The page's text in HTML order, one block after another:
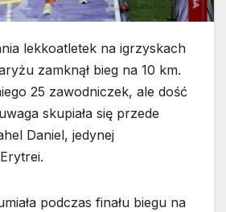
lekkoatletek na igrzyskach
zamknął bieg na 10 km.
25 zawodniczek, ale dość
skupiała się przede
Daniel, jedynej
podczas finału biegu na